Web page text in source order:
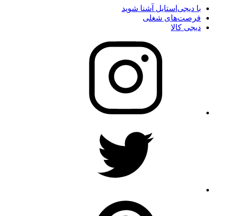
با دیجی‌استایل آشنا شوید
فرصت‌های شغلی
دیجی کالا